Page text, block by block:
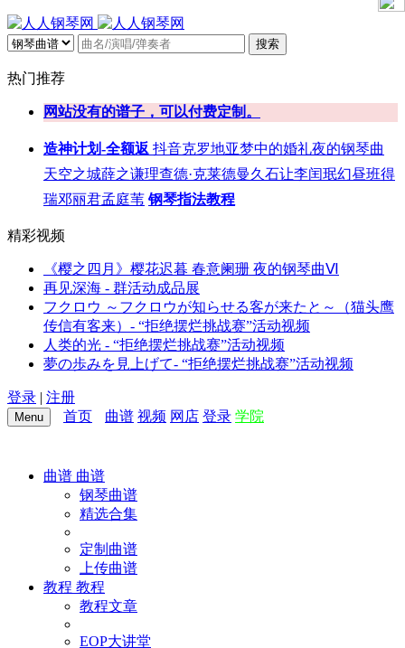
搜索
热门推荐
网站没有的谱子，可以付费定制。
造神计划-全额返 抖音克罗地亚梦中的婚礼夜的钢琴曲
天空之城薛之谦理查德·克莱德曼久石让李闰珉幻昼班得
瑞邓丽君孟庭苇 钢琴指法教程
精彩视频
《樱之四月》樱花迟暮 春意阑珊 夜的钢琴曲Ⅵ
再见深海 - 群活动成品展
フクロウ ～フクロウが知らせる客が来たと～（猫头鹰
传信有客来）- “拒绝摆烂挑战赛”活动视频
人类的光 - “拒绝摆烂挑战赛”活动视频
夢の歩みを見上げて- “拒绝摆烂挑战赛”活动视频
登录 | 注册
Menu 首页 曲谱 视频 网店 登录 学院
曲谱 曲谱
钢琴曲谱
精选合集
定制曲谱
上传曲谱
教程 教程
教程文章
EOP大讲堂